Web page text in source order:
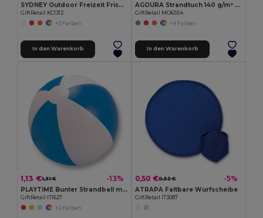
SYDNEY Outdoor Freizeit Frisbee 23 cm für Sport und Spiel
GiftRetail KC1312
+2 Farben
In den Warenkorb
AGOURA Strandtuch 140 g/m² MO6554-
GiftRetail MO6554
+4 Farben
In den Warenkorb
1,13 €1,31 € -13%
PLAYTIME Bunter Strandball mit Streifen Ø23,5cm
GiftRetail IT1627
+2 Farben
0,50 €0,53 € -5%
ATRAPA Faltbare Wurfscheibe
GiftRetail IT3087